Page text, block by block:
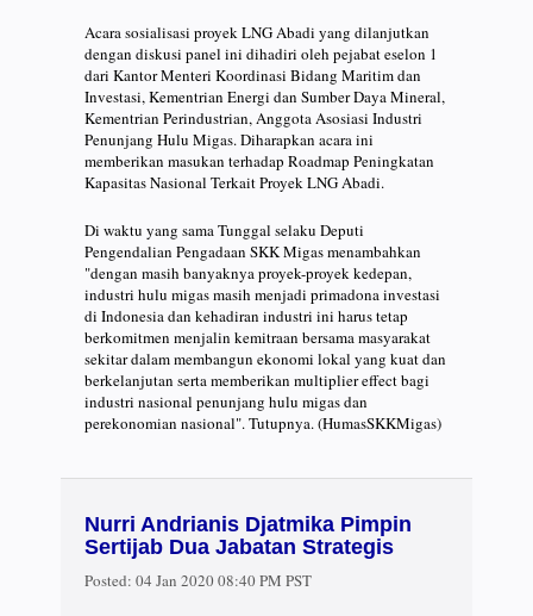
Acara sosialisasi proyek LNG Abadi yang dilanjutkan
dengan diskusi panel ini dihadiri oleh pejabat eselon 1
dari Kantor Menteri Koordinasi Bidang Maritim dan
Investasi, Kementrian Energi dan Sumber Daya Mineral,
Kementrian Perindustrian, Anggota Asosiasi Industri
Penunjang Hulu Migas. Diharapkan acara ini
memberikan masukan terhadap Roadmap Peningkatan
Kapasitas Nasional Terkait Proyek LNG Abadi.
Di waktu yang sama Tunggal selaku Deputi
Pengendalian Pengadaan SKK Migas menambahkan
"dengan masih banyaknya proyek-proyek kedepan,
industri hulu migas masih menjadi primadona investasi
di Indonesia dan kehadiran industri ini harus tetap
berkomitmen menjalin kemitraan bersama masyarakat
sekitar dalam membangun ekonomi lokal yang kuat dan
berkelanjutan serta memberikan multiplier effect bagi
industri nasional penunjang hulu migas dan
perekonomian nasional". Tutupnya. (HumasSKKMigas)
Nurri Andrianis Djatmika Pimpin
Sertijab Dua Jabatan Strategis
Posted: 04 Jan 2020 08:40 PM PST